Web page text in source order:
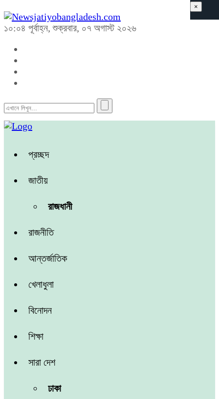
১০:০৪ পূর্বাহ্ন, শুক্রবার, ০৭ অগাস্ট ২০২৬
প্রচ্ছদ
জাতীয়
রাজধানী
রাজনীতি
আন্তর্জাতিক
খেলাধুলা
বিনোদন
শিক্ষা
সারা দেশ
ঢাকা
×